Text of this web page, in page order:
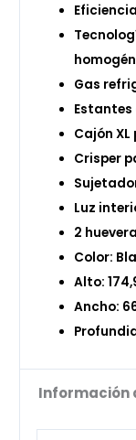
Gas
Estantes
Cajón
Crisper
Luz
2
Color:
Alto:
Ancho:
Información